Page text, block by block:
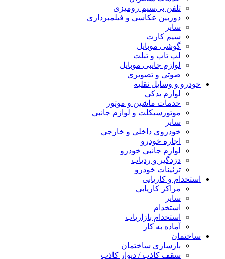
تلفن بی‌سیم رومیزی
دوربین عکاسی و فیلمبرداری
سایر
سیم کارت
گوشی موبایل
لپ تاپ و تبلت
لوازم جانبی موبایل
صوتی و تصویری
خودرو و وسایل نقلیه
لوازم یدکی
خدمات ماشین و موتور
موتورسیکلت و لوازم جانبی
سایر
خودروی داخلی و خارجی
اجاره خودرو
لوازم جانبی خودرو
دزدگیر و ردیاب
تزئینات خودرو
استخدام و کاریابی
مراکز کاریابی
سایر
استخدام
استخدام بازاریاب
آماده به کار
ساختمان
بازسازی ساختمان
سقف کاذب / دیوار کاذب